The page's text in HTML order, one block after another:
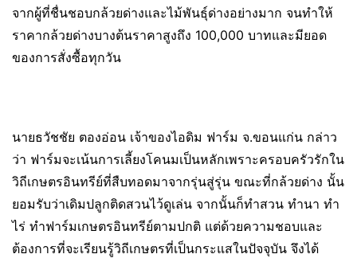
จากผู้ที่ชื่นชอบกล้วยด่างและไม้พันธุ์ด่างอย่างมาก จนทำให้
ราคากล้วยด่างบางต้นราคาสูงถึง 100,000 บาทและมียอด
ของการสั่งซื้อทุกวัน
นายธวัชชัย ตองอ่อน เจ้าของไอดิม ฟาร์ม จ.ขอนแก่น กล่าว
ว่า ฟาร์มจะเน้นการเลี้ยงโคนมเป็นหลักเพราะครอบครัวรักใน
วิถีเกษตรอินทรีย์ที่สืบทอดมาจากรุ่นสู่รุ่น ขณะที่กล้วยด่าง นั้น
ยอมรับว่าเดิมปลูกติดสวนไว้ดูเล่น จากนั้นก็ทำสวน ทำนา ทำ
ไร่ ทำฟาร์มเกษตรอินทรีย์ตามปกติ แต่ด้วยความชอบและ
ต้องการที่จะเรียนรู้วิถีเกษตรที่เป็นกระแสในปัจจุบัน จึงได้